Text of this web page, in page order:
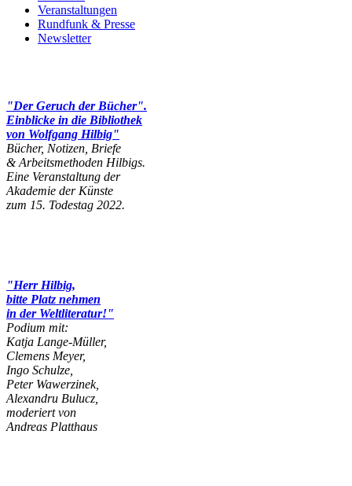
Veranstaltungen
Rundfunk & Presse
Newsletter
"Der Geruch der Bücher".
Einblicke in die Bibliothek
von Wolfgang Hilbig"
Bücher, Notizen, Briefe
& Arbeitsmethoden Hilbigs.
Eine Veranstaltung der
Akademie der Künste
zum 15. Todestag 2022.
"Herr Hilbig,
bitte Platz nehmen
in der Weltliteratur!"
Podium mit:
Katja Lange-Müller,
Clemens Meyer,
Ingo Schulze,
Peter Wawerzinek,
Alexandru Bulucz,
moderiert von
Andreas Platthaus